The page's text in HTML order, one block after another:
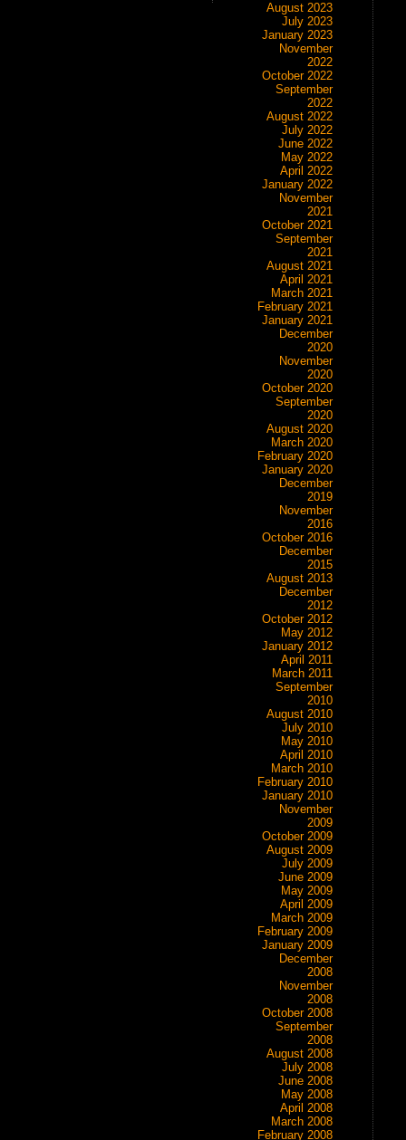
August 2023
July 2023
January 2023
November
2022
October 2022
September
2022
August 2022
July 2022
June 2022
May 2022
April 2022
January 2022
November
2021
October 2021
September
2021
August 2021
April 2021
March 2021
February 2021
January 2021
December
2020
November
2020
October 2020
September
2020
August 2020
March 2020
February 2020
January 2020
December
2019
November
2016
October 2016
December
2015
August 2013
December
2012
October 2012
May 2012
January 2012
April 2011
March 2011
September
2010
August 2010
July 2010
May 2010
April 2010
March 2010
February 2010
January 2010
November
2009
October 2009
August 2009
July 2009
June 2009
May 2009
April 2009
March 2009
February 2009
January 2009
December
2008
November
2008
October 2008
September
2008
August 2008
July 2008
June 2008
May 2008
April 2008
March 2008
February 2008